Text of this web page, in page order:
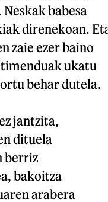
babesa
direnekoan.
zaie ezer baino
ukatu
behar dutela.
jantzita,
dituela
berriz
bakoitza
arabera